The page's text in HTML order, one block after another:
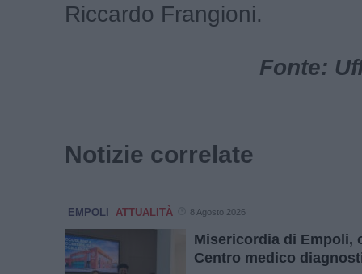
Riccardo Frangioni.
Fonte:
Notizie correlate
EMPOLI ATTUALITÀ 8 Agosto 2026
Misericordia di Empoli,
Centro medico